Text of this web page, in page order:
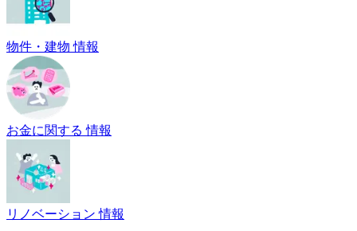
物件・建物 情報
お金に関する 情報
リノベーション 情報